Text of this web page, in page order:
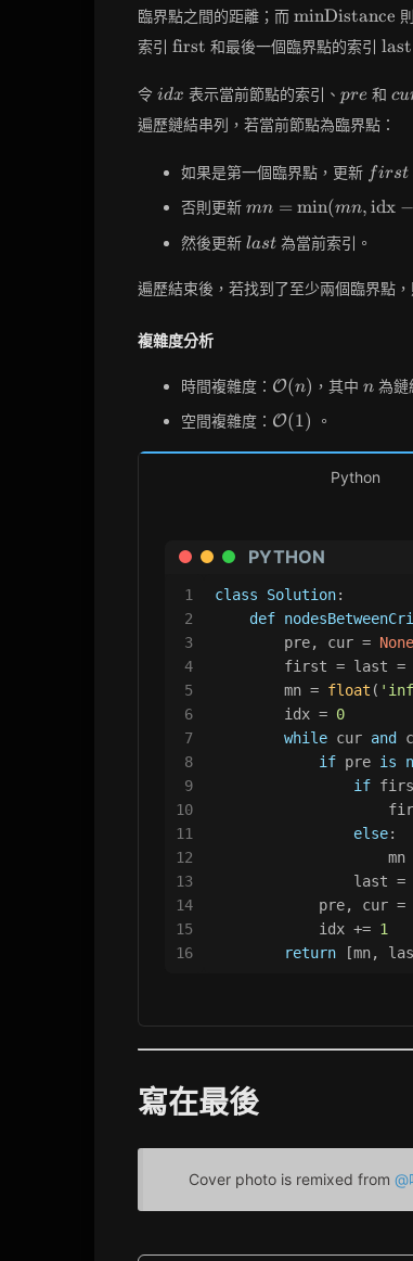
臨界點之間的距離；而 minDistance
索引 \text{first}
first 和最後一個臨界點的索引 last
令 idx
idx 表示當前節點的索引、 pre
pre 和cu
遍歷鏈結串列，若當前節點為臨界點：
如果是第一個臨界點，更新 first
first
否則更新 mn =
\text{idx} -
mn = min(mn, idx −
然後更新 last
last 為當前索引。
遍歷結束後，若找到了至少兩個臨界點
複雜度分析
時間複雜度： \mathcal{O}
(n)
O(n) ，其中n
n 為鏈
空間複雜度： \mathcal{O}
O(1) 。
Python
PYTHON
1
2
3
4
5
6
7
8
9
10
11
12
13
14
15
16
class Solution:
def
        pre, cur =
None
first = last =
        mn =
float (
        idx =
0
while cur and
if pre is
if
else:
mn
last =
pre, cur =
            idx +=
1
return [mn,
寫在最後
Cover photo is remixed from @